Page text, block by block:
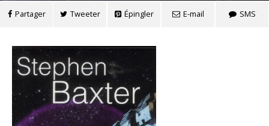
Partager Tweeter Épingler E-mail SMS